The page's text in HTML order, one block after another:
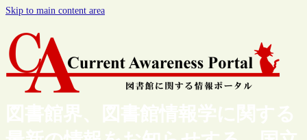
Skip to main content area
図書館界、図書館情報学に関する